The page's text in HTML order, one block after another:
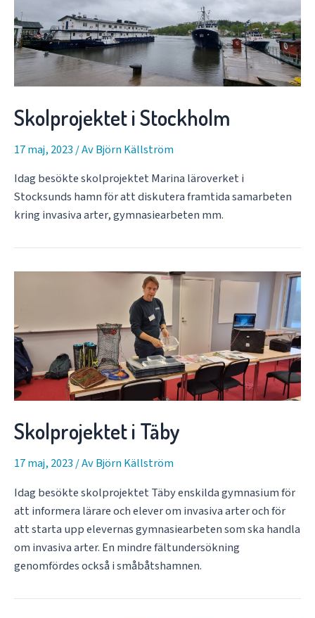
Skolprojektet i Stockholm
17 maj, 2023/ AvBjörn Källström
Idag besökte skolprojektet Marina läroverket i
Stocksunds hamn för att diskutera framtida samarbeten
kring invasiva arter, gymnasiearbeten mm.
Skolprojektet i Täby
17 maj, 2023/ AvBjörn Källström
Idag besökte skolprojektet Täby enskilda gymnasium för
att informera lärare och elever om invasiva arter och för
att starta upp elevernas gymnasiearbeten som ska handla
om invasiva arter. En mindre fältundersökning
genomfördes också i småbåtshamnen.